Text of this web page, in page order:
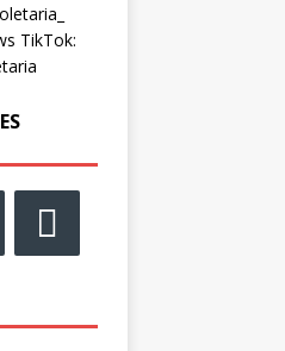
TikTok: